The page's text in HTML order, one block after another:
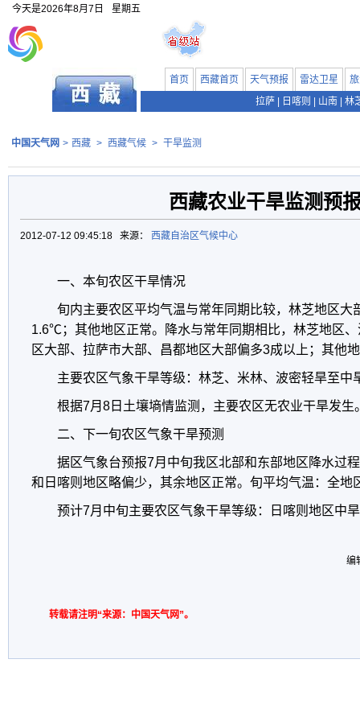
今天是2026年8月7日 星期五
首页 西藏首页 天气预报 雷达卫星
拉萨
日喀则 山南 林
中国天气网 > 西藏 > 西藏气候 > 干旱监测
西藏农业干旱监测预
2012-07-12 09:45:18 来源： 西藏自治区气候中心
一、本旬农区干旱情况
旬内主要农区平均气温与常年同期比较，林芝地区大
1.6℃；其他地区正常。降水与常年同期相比，林芝地区
区大部、拉萨市大部、昌都地区大部偏多3成以上；其他
主要农区气象干旱等级：林芝、米林、波密轻旱至中
根据7月8日土壤墒情监测，主要农区无农业干旱发生
二、下一旬农区气象干旱预测
据区气象台预报7月中旬我区北部和东部地区降水过
和日喀则地区略偏少，其余地区正常。旬平均气温：全地
预计7月中旬主要农区气象干旱等级：日喀则地区中
编
转载请注明“来源：中国天气网”。